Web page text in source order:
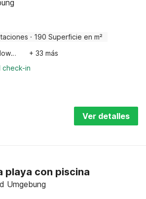
· 190 Superficie en m²
Smoking Allowed
+ 33 más
check-in
Ver detalles
playa con piscina
Umgebung